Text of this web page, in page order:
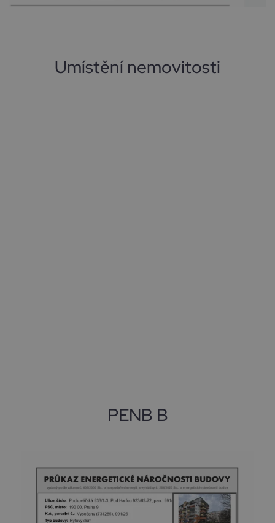
Umístění nemovitosti
PENB B